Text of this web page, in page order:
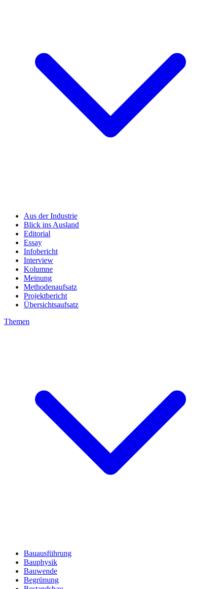
Aus der Industrie
Blick ins Ausland
Editorial
Essay
Infobericht
Interview
Kolumne
Meinung
Methodenaufsatz
Projektbericht
Übersichtsaufsatz
Themen
Bauausführung
Bauphysik
Bauwende
Begrünung